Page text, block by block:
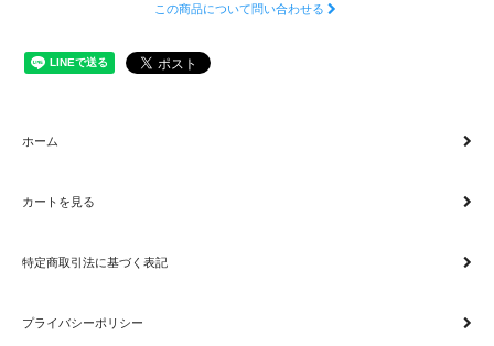
この商品について問い合わせる
ホーム
カートを見る
特定商取引法に基づく表記
プライバシーポリシー